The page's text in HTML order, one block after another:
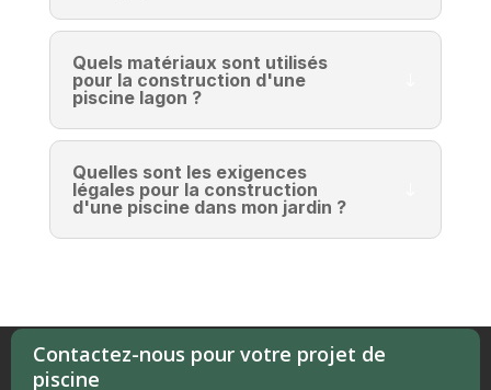
Quels matériaux sont utilisés
pour la construction d'une
piscine lagon ?
Quelles sont les exigences
légales pour la construction
d'une piscine dans mon jardin ?
Politique de confidentialité
Mentions légales
Contactez-nous pour votre projet de
piscine